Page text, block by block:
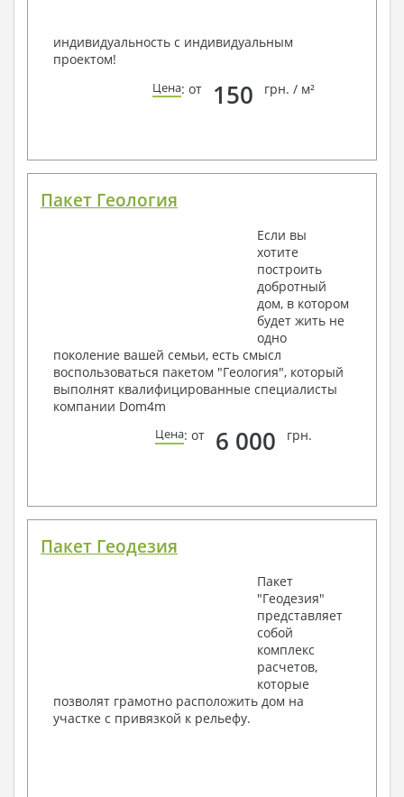
индивидуальность с индивидуальным
проектом!
Цена: от 150 грн. / м²
Пакет Геология
Если вы
хотите
построить
добротный
дом, в котором
будет жить не
одно
поколение вашей семьи, есть смысл
воспользоваться пакетом "Геология", который
выполнят квалифицированные специалисты
компании Dom4m
Цена: от 6 000 грн.
Пакет Геодезия
Пакет
"Геодезия"
представляет
собой
комплекс
расчетов,
которые
позволят грамотно расположить дом на
участке с привязкой к рельефу.